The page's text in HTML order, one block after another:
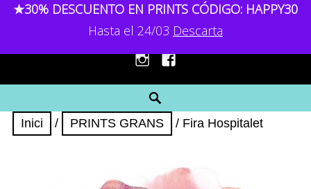
MENU
InstagramFacebook
Inici / PRINTS GRANS / Fira Hospitalet
★30% DESCUENTO EN PRINTS CÓDIGO: HAPPY30
Hasta el 24/03 Descarta